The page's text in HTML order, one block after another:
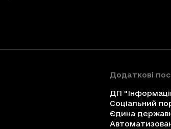
Додаткові
ДП
Соціальний
Єдина